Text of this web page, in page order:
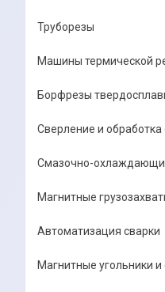
Труборезы
Машины термической
Борфрезы
Сверление и обработка
Смазочно-
Магнитные
Автоматизация сварки
Магнитные угольники